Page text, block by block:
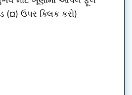
(¤) ઉપર ક્લિક કરો)